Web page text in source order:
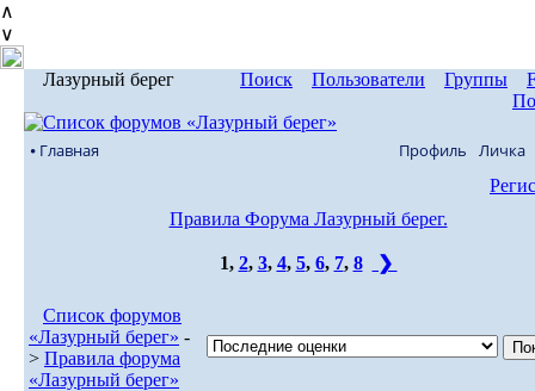
∧
∨
Лазурный берег Поиск Пользователи Группы
⦁ Главная Профиль Личка
Правила Форума Лазурный берег.
1, 2, 3, 4, 5, 6, 7, 8 ❯
Список форумов
«Лазурный берег» -
> Правила форума
«Лазурный берег»